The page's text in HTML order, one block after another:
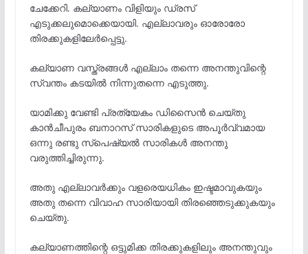
ചേക്കേറി. കല്യാണം വിളിയും ഡ്രസ്
എടുക്കലുമൊക്കെയായി. എല്ലാവരും ഓരോരോ
തിരക്കുകളിലേർപ്പെട്ടു.
കല്യാണ വസ്ത്രങ്ങൾ എല്ലാം തന്നെ അനന്തുവിന്റെ
സ്വന്തം കടയിൽ നിന്നുതന്നെ എടുത്തു.
യാമിക്കു വേണ്ടി പ്രത്യേകം ഡിസൈൻ ചെയ്തു
കാൻചീപുരം ബനാറസ് സാരികളുടെ അപൂർവ്വമായ
ഒന്നു രണ്ടു സ്‌പെഷ്യൽ സാരികൾ അനന്തു
വരുത്തിച്ചിരുന്നു.
അതു എല്ലാവർക്കും വളരെയധികം ഇഷ്ടമാവുകയും
അതു തന്നെ വിവാഹ സാരിയായി തിരഞ്ഞെടുക്കുകയും
ചെയ്തു.
കല്യാണത്തിന്റെ ഒട്ടുമിക്ക തിരക്കുകളിലും അനന്തുവും